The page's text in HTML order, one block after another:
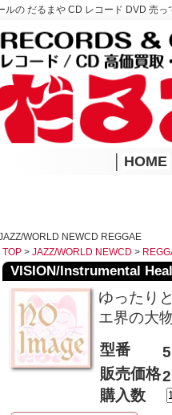
の だるまや CD レコード DVD 売
HOME
WORLD NEWCD REGGAE
TOP > JAZZ/WORLD NEWCD >
VISION/Instrumental
ゆったり
エ界の大
型番
販売価格
購入数